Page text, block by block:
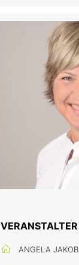
VERANSTALTER
ANGELA JAKOB